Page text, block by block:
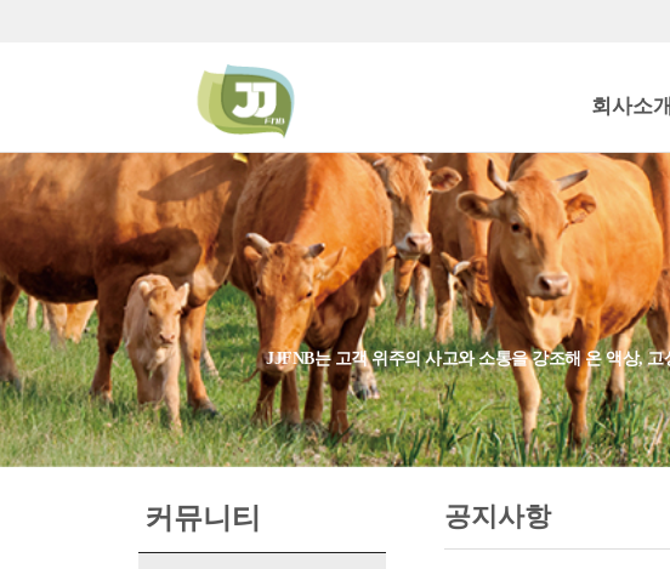
회사소개
인사말
조직도
오시는 길
JJFNB는 고객 위주의 사고와 소통을 강조해 온 액상,
커뮤니티 공지사항